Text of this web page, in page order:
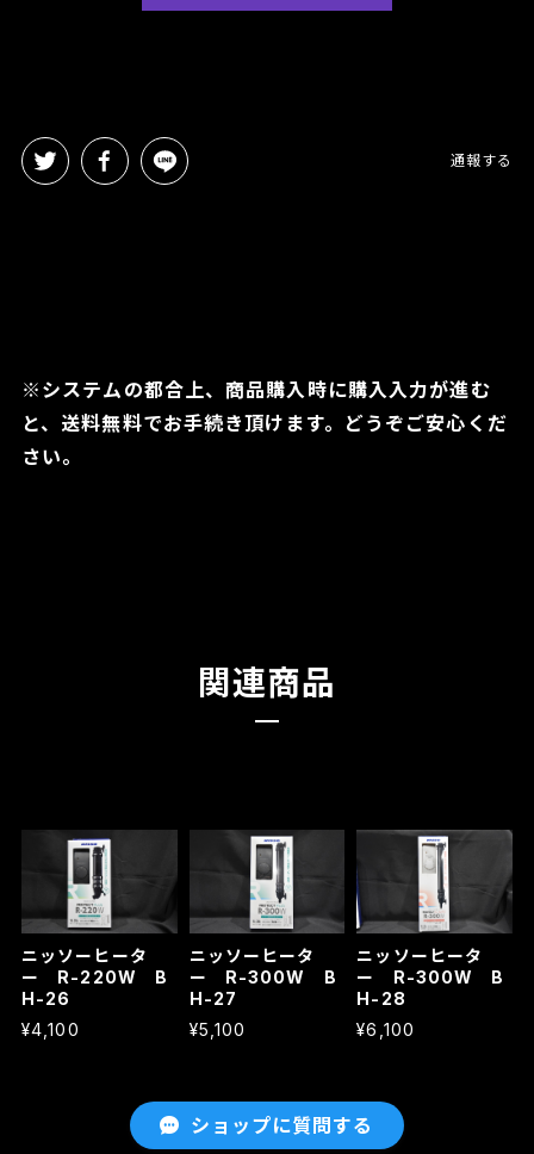
通報する
※システムの都合上、商品購入時に購入入力が進む
と、送料無料でお手続き頂けます。どうぞご安心くだ
さい。
関連商品
ニッソーヒータ
ー R-220W B
H-26
¥4,100
ニッソーヒータ
ー R-300W B
H-27
¥5,100
ニッソーヒータ
ー R-300W B
H-28
¥6,100
ショップに質問する